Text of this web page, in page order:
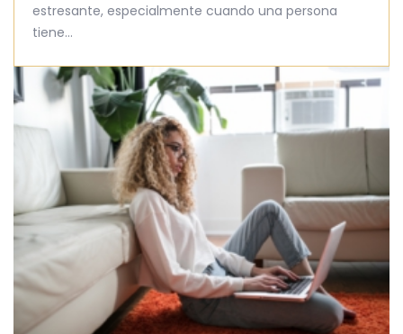
estresante, especialmente cuando una persona
tiene…